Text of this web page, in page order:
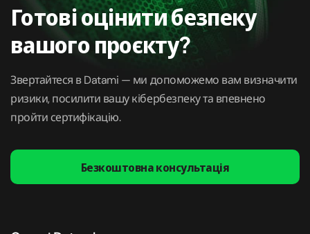
Готові оцінити безпеку
вашого проєкту?
Звертайтеся в Datami — ми допоможемо вам визначити
ризики, посилити вашу кібербезпеку та впевнено
пройти сертифікацію.
Безкоштовна консультація